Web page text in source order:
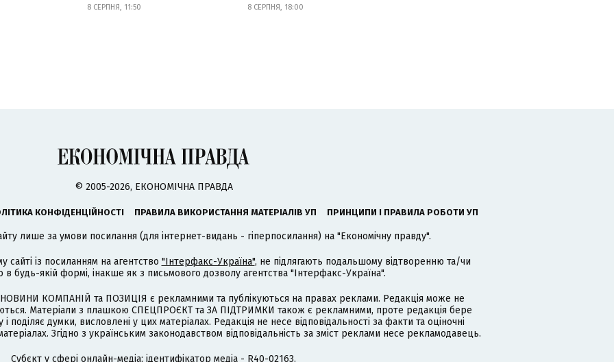
8 СЕРПНЯ, 11:50 8 СЕРПНЯ, 18:00
© 2005-2026, ЕКОНОМІЧНА ПРАВДА
КОНФІДЕНЦІЙНОСТІ ПРАВИЛА ВИКОРИСТАННЯ МАТЕРІАЛІВ УП ПРИНЦИПИ І ПРАВИЛА РОБОТИ УП
лише за умови посилання (для інтернет-видань - гіперпосилання) на "Економічну правду".
сайті із посиланням на агентство "Інтерфакс-Україна", не підлягають подальшому відтворенню та/чи
будь-якій формі, інакше як з письмового дозволу агентства "Інтерфакс-Україна".
НОВИНИ КОМПАНІЙ та ПОЗИЦІЯ є рекламними та публікуються на правах реклами. Редакція може не
Матеріали з плашкою СПЕЦПРОЄКТ та ЗА ПІДТРИМКИ також є рекламними, проте редакція бере
поділяє думки, висловлені у цих матеріалах. Редакція не несе відповідальності за факти та оціночні
Згідно з українським законодавством відповідальність за зміст реклами несе рекламодавець.
Cубєкт у сфері онлайн-медіа; ідентифікатор медіа - R40-02163.